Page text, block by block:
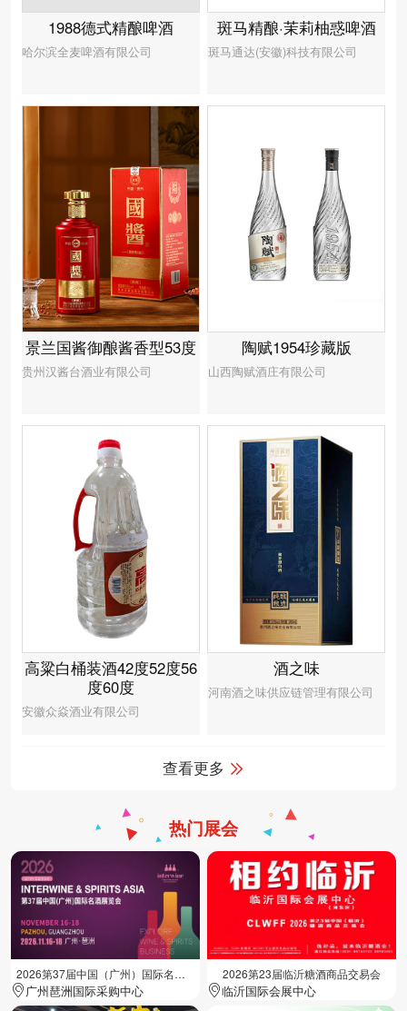
1988德式精酿啤酒
哈尔滨全麦啤酒有限公司
斑马精酿·茉莉柚惑啤酒
斑马通达(安徽)科技有限公司
景兰国酱御酿酱香型53度
贵州汉酱台酒业有限公司
陶赋1954珍藏版
山西陶赋酒庄有限公司
高粱白桶装酒42度52度56
度60度
安徽众焱酒业有限公司
酒之味
河南酒之味供应链管理有限公司
查看更多
热门展会
2026第37届中国（广州）国际名酒展览会
广州琶洲国际采购中心
2026第23届临沂糖酒商品交易会
临沂国际会展中心